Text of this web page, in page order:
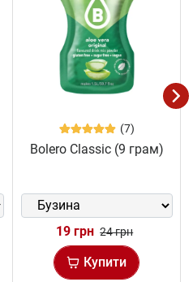
(7)
Bolero Classic (9 грам)
19 грн 24 грн
Купити